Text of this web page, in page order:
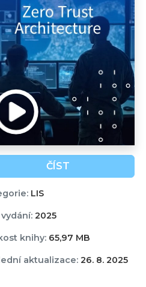
ČÍST
LIS
2025
knihy:65,97 MB
aktualizace:26. 8. 2025